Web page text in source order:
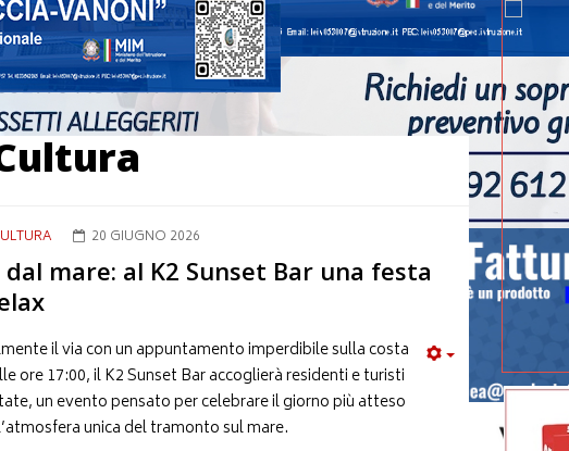
20 GIUGNO 2026
mare: al K2 Sunset Bar una festa
il via con un appuntamento imperdibile sulla costa
ore 17:00, il K2 Sunset Bar accoglierà residenti e turisti
un evento pensato per celebrare il giorno più atteso
unica del tramonto sul mare.